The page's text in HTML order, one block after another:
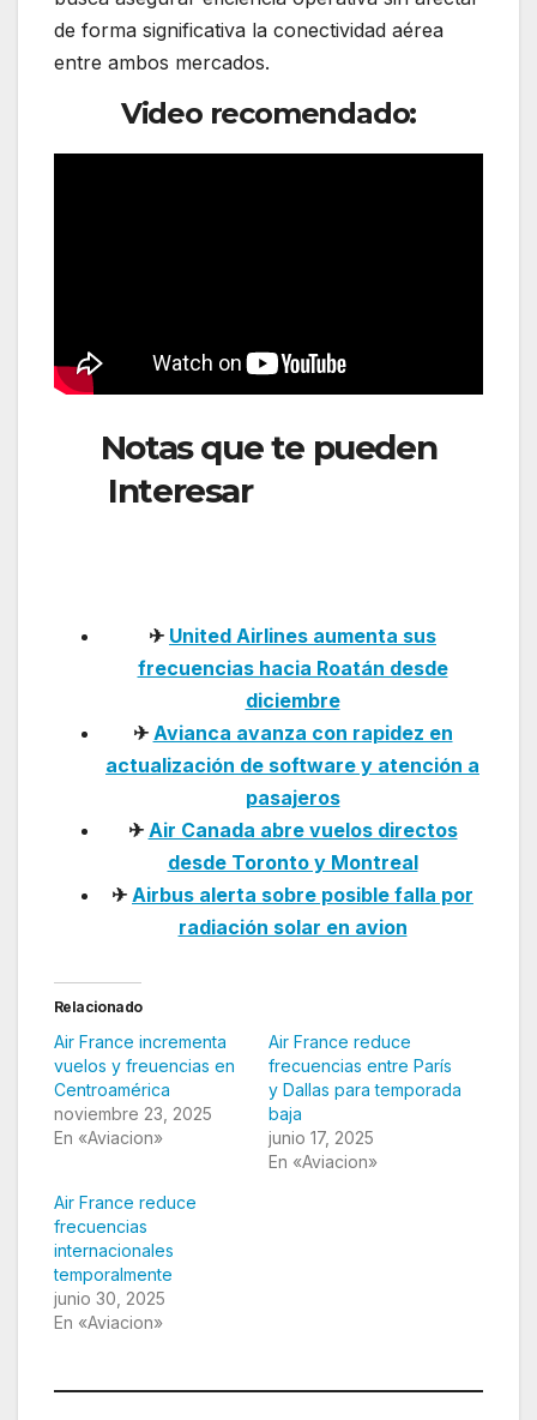
de forma significativa la conectividad aérea
entre ambos mercados.
Video recomendado:
Notas que te pueden
Interesar: Air France
✈ United Airlines aumenta sus
frecuencias hacia Roatán desde
diciembre
✈ Avianca avanza con rapidez en
actualización de software y atención a
pasajeros
✈ Air Canada abre vuelos directos
desde Toronto y Montreal
✈ Airbus alerta sobre posible falla por
radiación solar en avion
Relacionado
Air France incrementa
vuelos y freuencias en
Centroamérica
noviembre 23, 2025
En «Aviacion»
Air France reduce
frecuencias entre París
y Dallas para temporada
baja
junio 17, 2025
En «Aviacion»
Air France reduce
frecuencias
internacionales
temporalmente
junio 30, 2025
En «Aviacion»